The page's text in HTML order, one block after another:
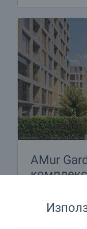
AMur
ул. Славянска